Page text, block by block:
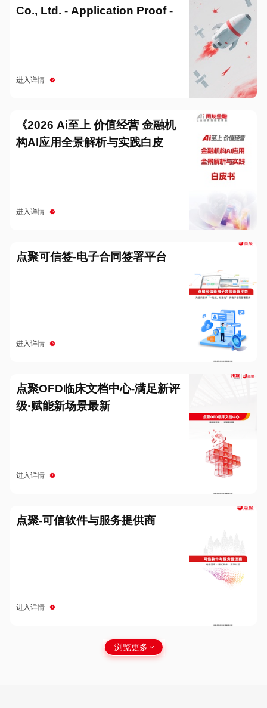
Co., Ltd. - Application Proof -
进入详情
《2026 Ai至上 价值经营 金融机
构AI应用全景解析与实践白皮
进入详情
点聚可信签-电子合同签署平台
进入详情
点聚OFD临床文档中心-满足新评
级·赋能新场景最新
进入详情
点聚-可信软件与服务提供商
进入详情
浏览更多